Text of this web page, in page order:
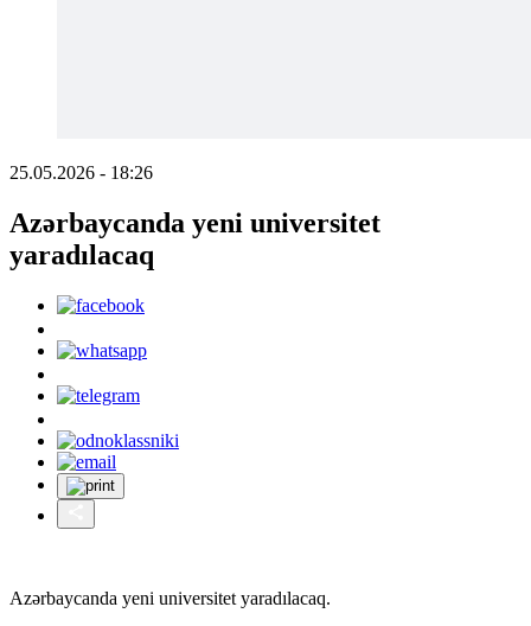
25.05.2026 - 18:26
Azərbaycanda yeni universitet
yaradılacaq
Azərbaycanda yeni universitet yaradılacaq.